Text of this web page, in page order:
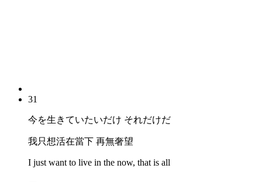
31
今を生きていたいだけ それだけだ
我只想活在當下 再無奢望
I just want to live in the now, that is all